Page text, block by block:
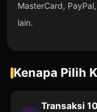
MasterCard,
lain.
Kenapa Pilih
Transaksi